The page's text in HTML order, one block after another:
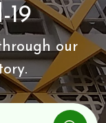
19
our